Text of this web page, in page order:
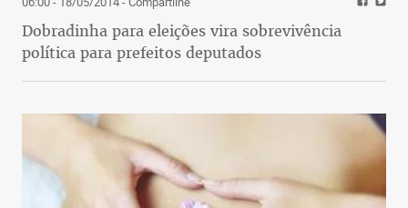
Dobradinha para eleições vira sobrevivência
política para prefeitos deputados